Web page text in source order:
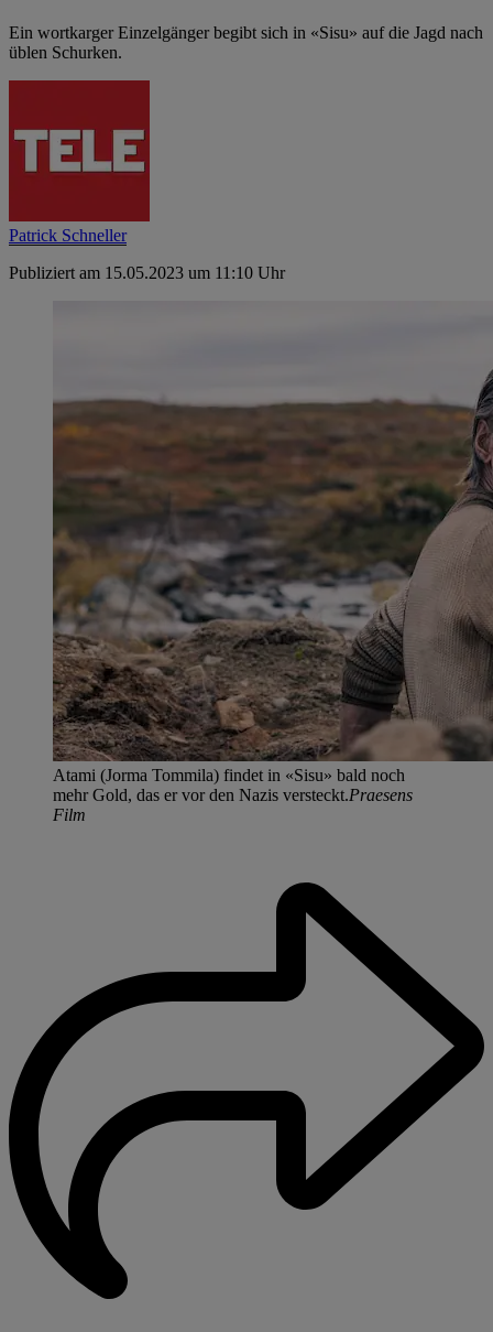
Ein wortkarger Einzelgänger begibt sich in «Sisu» auf die Jagd nach
üblen Schurken.
Patrick Schneller
Publiziert am 15.05.2023 um 11:10 Uhr
Atami (Jorma Tommila) findet in «Sisu» bald noch
mehr Gold, das er vor den Nazis versteckt.Praesens
Film